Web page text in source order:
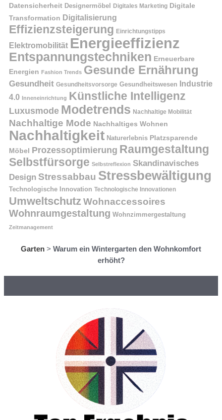
Datensicherheit Designermöbel Digitales Marketing Digitale
Transformation Digitalisierung
Effizienzsteigerung Einrichtungstipps
Elektromobilität Energieeffizienz
Entspannungstechniken Erneuerbare
Energien Fashion Trends Gesunde Ernährung
Gesundheit Gesundheitsvorsorge Gesundheitswesen Industrie
4.0 Inneneinrichtung Künstliche Intelligenz
Luxusmode Modetrends Nachhaltige Mobilität
Nachhaltige Mode Nachhaltiges Wohnen
Nachhaltigkeit Naturerlebnis Platzsparende
Möbel Prozessoptimierung Raumgestaltung
Selbstfürsorge Selbstreflexion Skandinavisches
Design Stressabbau Stressbewältigung
Technologische Innovation Technologische Innovationen
Umweltschutz Wohnaccessoires
Wohnraumgestaltung Wohnzimmergestaltung
Zeitmanagement
Garten > Warum ein Wintergarten den Wohnkomfort
erhöht?